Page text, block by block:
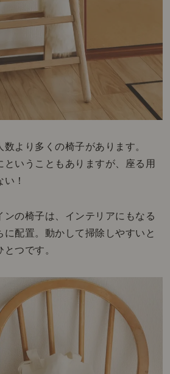
より多くの椅子があります。
ということもありますが、座る用
！
ンの椅子は、インテリアにもなる
に配置。動かして掃除しやすいと
つです。